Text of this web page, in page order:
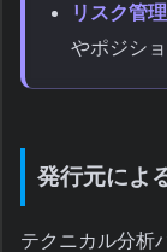
リスク管
やポジシ
発行元によ
テクニカル分析